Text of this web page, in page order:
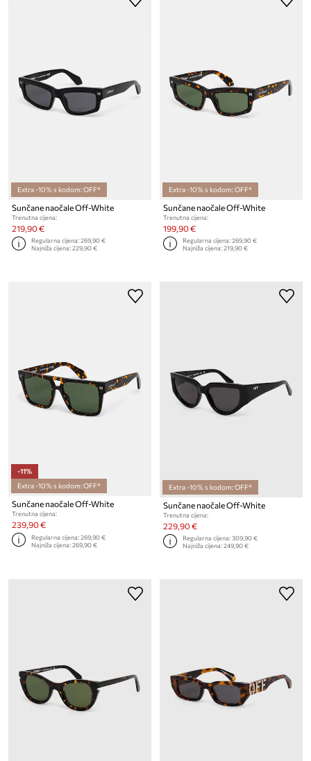
Extra -10% s kodom: OFF*
Sunčane naočale Off-White
Trenutna cijena:
219,90 €
Regularna cijena:269,90 €
Najniža cijena:229,90 €
Extra -10% s kodom: OFF*
Sunčane naočale Off-White
Trenutna cijena:
199,90 €
Regularna cijena:269,90 €
Najniža cijena:219,90 €
-11%
Extra -10% s kodom: OFF*
Sunčane naočale Off-White
Trenutna cijena:
239,90 €
Regularna cijena:269,90 €
Najniža cijena:269,90 €
Extra -10% s kodom: OFF*
Sunčane naočale Off-White
Trenutna cijena:
229,90 €
Regularna cijena:309,90 €
Najniža cijena:249,90 €